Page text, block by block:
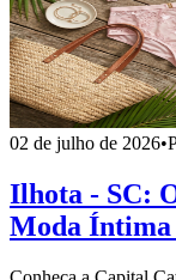
02 de julho de 2026•
Ilhota - SC:
Moda Íntima